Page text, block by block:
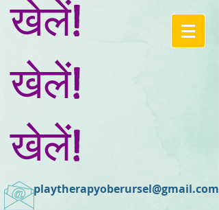
खेलें!
खेलें!
खेलें!
playtherapyoberursel@gmail.com